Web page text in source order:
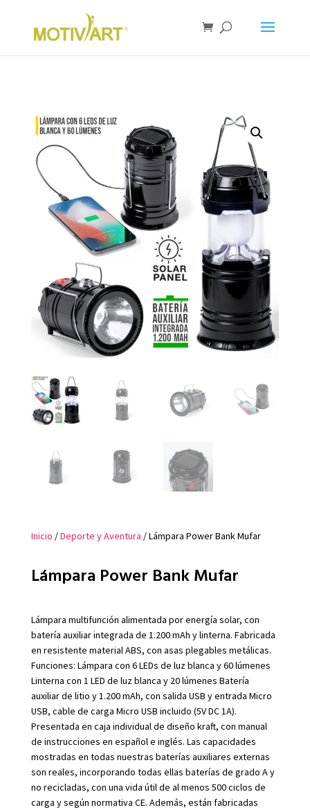
Inicio /Deporte y Aventura / Lámpara Power Bank Mufar
Lámpara Power Bank Mufar
Lámpara multifunción alimentada por energía solar, con
batería auxiliar integrada de 1.200 mAh y linterna. Fabricada
en resistente material ABS, con asas plegables metálicas.
Funciones: Lámpara con 6 LEDs de luz blanca y 60 lúmenes
Linterna con 1 LED de luz blanca y 20 lúmenes Batería
auxiliar de litio y 1.200 mAh, con salida USB y entrada Micro
USB, cable de carga Micro USB incluido (5V DC 1A).
Presentada en caja individual de diseño kraft, con manual
de instrucciones en español e inglés. Las capacidades
mostradas en todas nuestras baterías auxiliares externas
son reales, incorporando todas ellas baterías de grado A y
no recicladas, con una vida útil de al menos 500 ciclos de
carga y según normativa CE. Además, están fabricadas